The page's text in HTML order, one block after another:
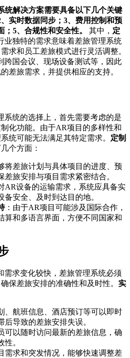
统解决方案需要具备以下几个关键
实时数据同步；3、费用控制和预
5、合规性和安全性。
其中， 定
业独特的需求意味着差旅管理系统
求和员工差旅模式进行灵活调整。
跨国会议、现场设备测试等，因此
差旅需求，并提供相应的支持。
系统的选择上，首先需要考虑的是
化功能。由于AR项目的多样性和
统可能无法满足其特定需求。 定制
个方面：
将差旅计划与具体项目的进度、预
差旅安排与项目需求紧密结合。
AR设备的运输需求，系统应具备实
备安全、及时到达目的地。
：由于AR项目可能涉及国际合作，
算和多语言界面，方便不同国家和
需求变化较快，差旅管理系统必须
保差旅安排的准确性和及时性。 实
、航班信息、酒店预订等可以即时
后导致的差旅安排失误。
可以随时访问最新的差旅信息，确
。
需求和突发情况，能够快速调整差